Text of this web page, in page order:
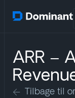
ARR –
Tilbage til